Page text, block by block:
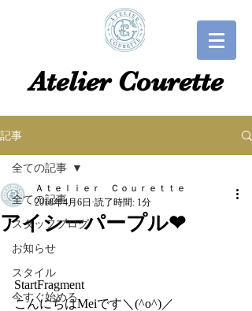
​​Atelier Courette​
記事
全ての記事
スタッフブログ
お知らせ
スタイル
今すぐ始める
全ての記事
アイシーパープル❤
Ａｔｅｌｉｅｒ Ｃｏｕｒｅｔｔｅ
2018年4月6日 読了時間: 1分
StartFragment
こんにちはMeiです＼(^o^)／